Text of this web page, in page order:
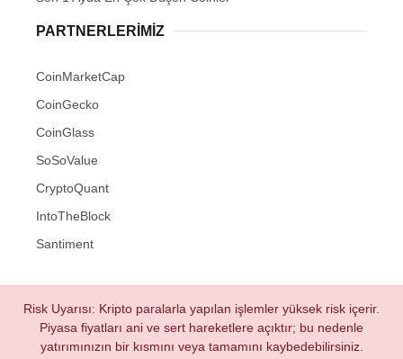
PARTNERLERIMIZ
CoinMarketCap
CoinGecko
CoinGlass
SoSoValue
CryptoQuant
IntoTheBlock
Santiment
Risk Uyarısı: Kripto paralarla yapılan işlemler yüksek risk içerir.
Piyasa fiyatları ani ve sert hareketlere açıktır; bu nedenle
yatırımınızın bir kısmını veya tamamını kaybedebilirsiniz.